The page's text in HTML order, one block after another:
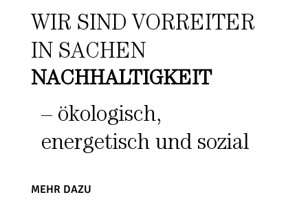
WIR SIND VORREITER
IN SACHEN
NACHHALTIGKEIT
– ökologisch,
energetisch und sozial
MEHR DAZU